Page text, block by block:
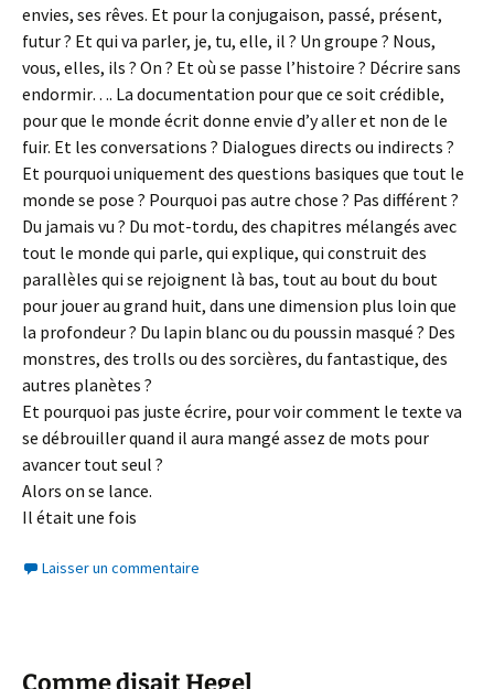
envies, ses rêves. Et pour la conjugaison, passé, présent,
futur ? Et qui va parler, je, tu, elle, il ? Un groupe ? Nous,
vous, elles, ils ? On ? Et où se passe l’histoire ? Décrire sans
endormir…. La documentation pour que ce soit crédible,
pour que le monde écrit donne envie d’y aller et non de le
fuir. Et les conversations ? Dialogues directs ou indirects ?
Et pourquoi uniquement des questions basiques que tout le
monde se pose ? Pourquoi pas autre chose ? Pas différent ?
Du jamais vu ? Du mot-tordu, des chapitres mélangés avec
tout le monde qui parle, qui explique, qui construit des
parallèles qui se rejoignent là bas, tout au bout du bout
pour jouer au grand huit, dans une dimension plus loin que
la profondeur ? Du lapin blanc ou du poussin masqué ? Des
monstres, des trolls ou des sorcières, du fantastique, des
autres planètes ?
Et pourquoi pas juste écrire, pour voir comment le texte va
se débrouiller quand il aura mangé assez de mots pour
avancer tout seul ?
Alors on se lance.
Il était une fois
Laisser un commentaire
Comme disait Hegel